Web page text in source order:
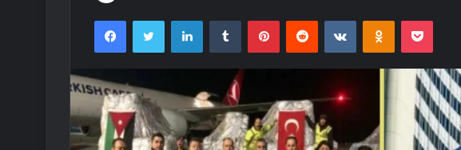
FacebookTwitter LinkedInTumblr PinterestReddit VKontakteOdnoklassniki
Pocket